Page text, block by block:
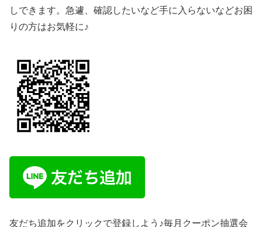
しできます。急遽、確認したいなど手に入らないなどお困
りの方はお気軽に♪
友だち追加をクリックで登録しよう♪毎月クーポン抽選会